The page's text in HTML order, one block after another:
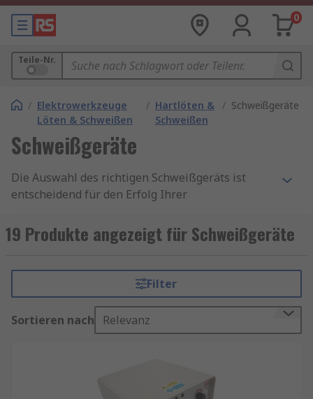
0
Teile-Nr.
/ Elektrowerkzeuge
Löten & Schweißen
/ Hartlöten &
Schweißen
/ Schweißgeräte
Schweißgeräte
Die Auswahl des richtigen Schweißgeräts ist
entscheidend für den Erfolg Ihrer
Arten von Schweißgeräten verstehen und auf
Faktoren wie die Art der Arbeit,
Funktionen und Ihr Budget achten, können Sie
sicherstellen, dass Sie das optimale Gerät für
Ihre Bedürfnisse finden. Egal, ob Sie ein
erfahrener Profi oder ein Hobby-Schweißer sind,
bestmöglichen Ergebnissen abzuschließen.
19 Produkte angezeigt für Schweißgeräte
Filter
Sortieren nach Relevanz